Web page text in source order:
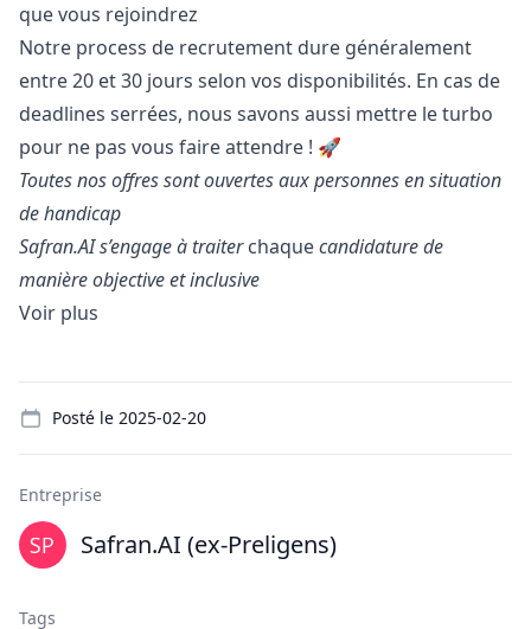
que vous rejoindrez
Notre process de recrutement dure généralement
entre 20 et 30 jours selon vos disponibilités. En cas de
deadlines serrées, nous savons aussi mettre le turbo
pour ne pas vous faire attendre ! 🚀
Toutes nos offres sont ouvertes aux personnes en situation
de handicap
Safran.AI s’engage à traiterchaquecandidature de
manière objective et inclusive
Voir plus
Posté le 2025-02-20
Entreprise
Safran.AI (ex-Preligens)
Tags